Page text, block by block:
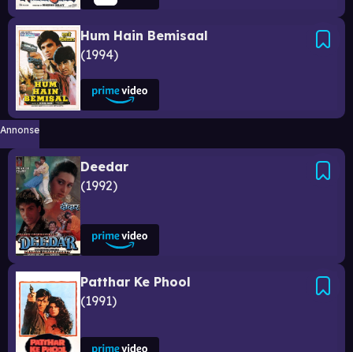
Hum Hain Bemisaal
1994
Annonse
Deedar
1992
Patthar Ke Phool
1991